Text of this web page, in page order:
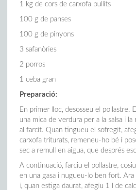
1 kg de cors de carxofa bullits
100 g de panses
100 g de pinyons
3 safanòries
2 porros
1 ceba gran
Preparació:
En primer lloc, desosseu el pollastre.
una mica de verdura per a la salsa i
al farcit. Quan tingueu el sofregit,
carxofa triturats, remeneu-ho bé i
sec a remull en aigua, que després
A continuació, farciu el pollastre,
en una gasa i nugueu-lo ben fort.
i, quan estiga daurat, afegiu 1 l de